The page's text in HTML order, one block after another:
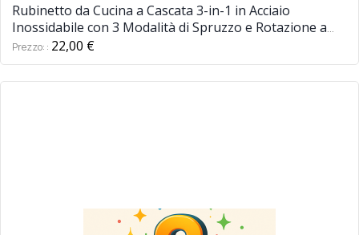
Rubinetto da Cucina a Cascata 3-in-1 in Acciaio
Inossidabile con 3 Modalità di Spruzzo e Rotazione a
360° - Anti-Spruzzo, Facile Installazione, Ideale per
Lavello
Prezzo: 22,00 €